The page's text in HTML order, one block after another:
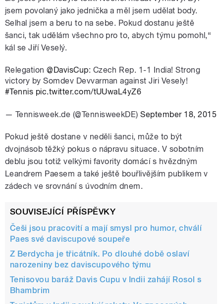
jsem povolaný jako jednička a měl jsem udělat body.
Selhal jsem a beru to na sebe. Pokud dostanu ještě
šanci, tak udělám všechno pro to, abych týmu pomohl,“
kál se Jiří Veselý.
Relegation@DavisCup: Czech Rep. 1-1 India! Strong
victory by Somdev Devvarman against Jiri Vesely!
#Tennis pic.twitter.com/tUUwaL4yZ6
— Tennisweek.de (@TennisweekDE)September 18, 2015
Pokud ještě dostane v neděli šanci, může to být
dvojnásob těžký pokus o nápravu situace. V sobotním
deblu jsou totiž velkými favority domácí s hvězdným
Leandrem Paesem a také ještě bouřlivějším publikem v
zádech ve srovnání s úvodním dnem.
SOUVISEJÍCÍ PŘÍSPĚVKY
Češi jsou pracovití a mají smysl pro humor, chválí
Paes své daviscupové soupeře
Z Berdycha je třicátník. Po dlouhé době oslaví
narozeniny bez daviscupového týmu
Tenisovou baráž Davis Cupu v Indii zahájí Rosol s
Bhambrim